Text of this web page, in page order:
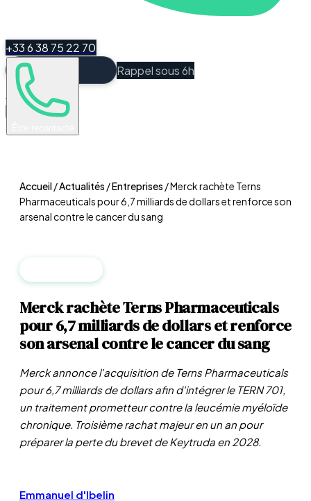
+33 6 38 75 22 70
Rappel sous 6h
Espace Client
Accueil/Actualités /Entreprises /Merck rachète Terns
Pharmaceuticals pour 6,7 milliards de dollars et renforce son
arsenal contre le cancer du sang
Merck rachète Terns Pharmaceuticals
pour 6,7 milliards de dollars et renforce
son arsenal contre le cancer du sang
Merck annonce l'acquisition de Terns Pharmaceuticals
pour 6,7 milliards de dollars afin d'intégrer le TERN 701,
un traitement prometteur contre la leucémie myéloïde
chronique. Troisième rachat majeur en un an pour
préparer la perte du brevet de Keytruda en 2028.
Emmanuel d'Ibelin